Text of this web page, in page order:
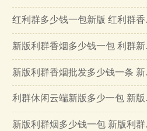
红
新版利
新版利
利群
新版利